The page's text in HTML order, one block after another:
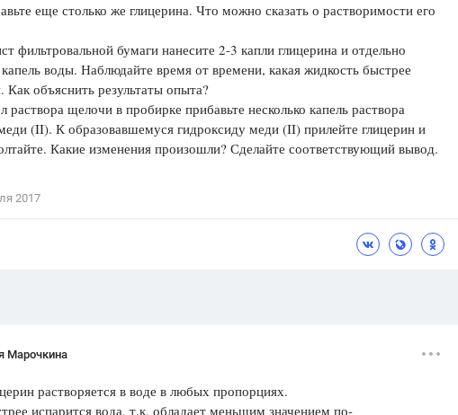
Рудзитис Г.Е.,Цыбулько И.П.,Атанасян Л.С.,
Психология
Отношения,
ПОКАЗАТЬ ВСЕ
еще столько же глицерина. Что можно ска­зать о растворимости его
бумаги нанесите 2-3 капли глицерина и отдельно
капель воды. Наблюдайте время от времени, какая жидкость быстрее
Как объяснить результаты опыта?
щелочи в пробирке прибавьте несколько капель раствора
(II). К образовавшемуся гидроксиду меди (II) прилейте глицерин и
Какие изменения произошли? Сделайте соответствующий вывод.
2017
Марочкина
растворяется в воде в любых пропорциях.
испарится вода, т.к. обладает меньшим значением по-